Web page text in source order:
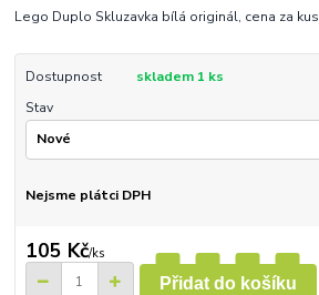
Lego Duplo Skluzavka bílá originál, cena za kus
Dostupnost
skladem 1 ks
Stav
Nejsme plátci DPH
105 Kč/ks
Přidat do košíku